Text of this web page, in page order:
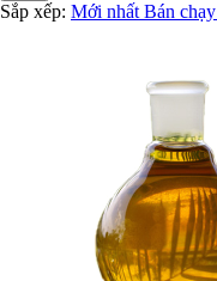
Sắp xếp: Mới nhất Bán chạy